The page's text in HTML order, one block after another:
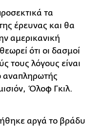
τα
έρευνας και θα
αμερικανική
ότι οι δασμοί
τους λόγους είναι
αναπληρωτής
Όλοφ Γκιλ.
αργά το βράδυ